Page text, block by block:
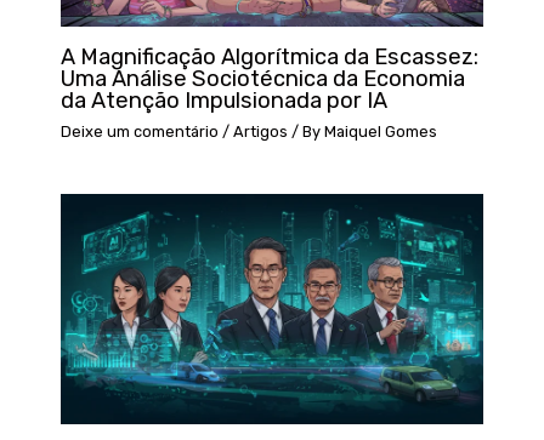
A Magnificação Algorítmica da Escassez:
Uma Análise Sociotécnica da Economia
da Atenção Impulsionada por IA
Deixe um comentário / Artigos / By Maiquel Gomes